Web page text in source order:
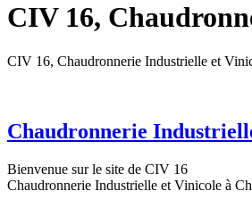
CIV 16,
CIV 16, Chaudronnerie Industrielle et
Chaudronnerie
Bienvenue sur le site de CIV 16
Chaudronnerie Industrielle et Vinicole à